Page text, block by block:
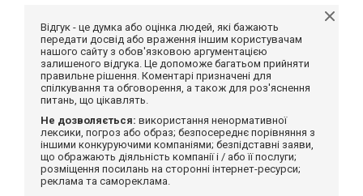
Відгук - це думка або оцінка людей, які бажають
передати досвід або враження іншим користувачам
нашого сайту з обов'язковою аргументацією
залишеного відгука. Це допоможе багатьом прийняти
правильне рішення. Коментарі призначені для
спілкування та обговорення, а також для роз'яснення
питань, що цікавлять.
Не дозволяється: використання ненормативної
лексики, погроз або образ; безпосереднє порівняння з
іншими конкуруючими компаніями; безпідставні заяви,
що ображають діяльність компанії і / або її послуги;
розміщення посилань на сторонні інтернет-ресурси;
реклама та самореклама.